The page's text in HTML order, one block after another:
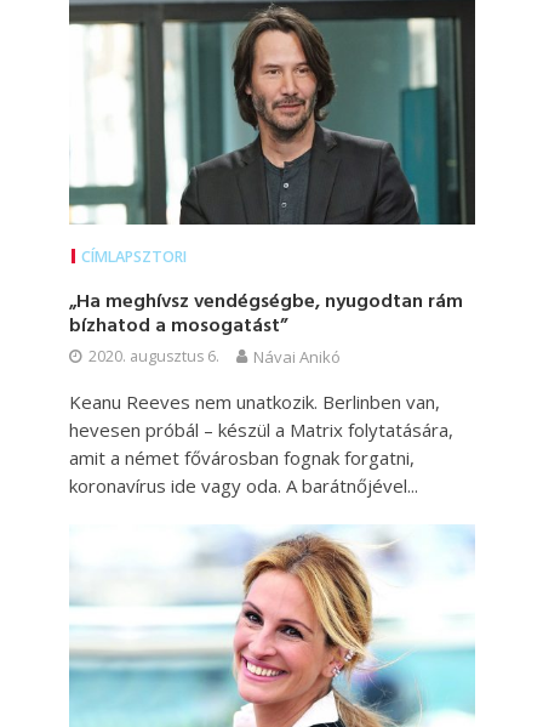
CÍMLAPSZTORI
„Ha meghívsz vendégségbe, nyugodtan rám
bízhatod a mosogatást”
2020. augusztus 6. Návai Anikó
Keanu Reeves nem unatkozik. Berlinben van,
hevesen próbál – készül a Matrix folytatására,
amit a német fővárosban fognak forgatni,
koronavírus ide vagy oda. A barátnőjével...